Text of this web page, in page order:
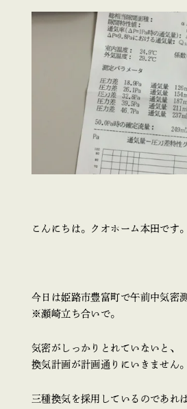
こんにちは。クオホーム本田です。
今日は姫路市豊富町で午前中気密
※瀬崎立ち合いで。
気密がしっかりとれていないと、
換気計画が計画通りにいきません。
三種換気を採用しているのであれ